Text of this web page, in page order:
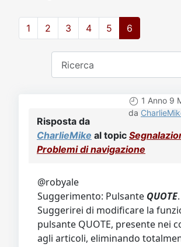
1 2 3 4 5 6
1 Anno 9
da
Risposta da
CharlieMike al topic
Problemi di navigazione
@robyale
Suggerimento: Pulsante QUOTE.
Suggerirei di modificare la
pulsante QUOTE, presente nei
agli articoli, eliminando